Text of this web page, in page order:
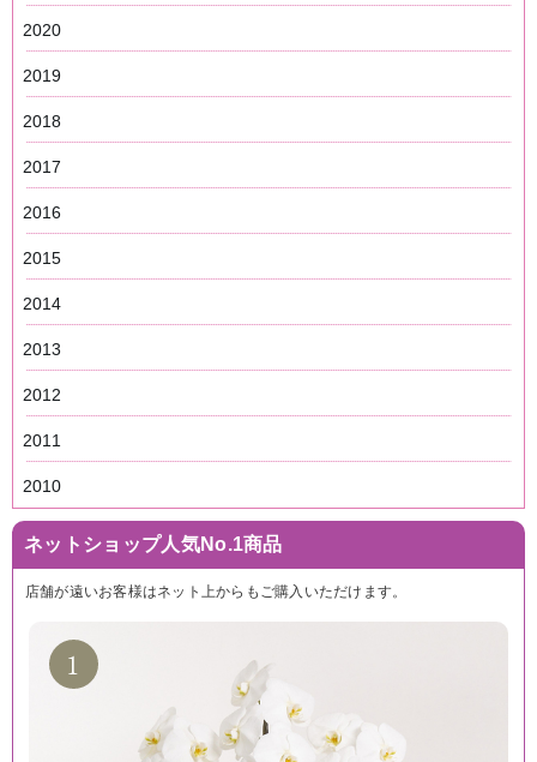
2020
2019
2018
2017
2016
2015
2014
2013
2012
2011
2010
ネットショップ人気No.1商品
店舗が遠いお客様はネット上からもご購入いただけます。